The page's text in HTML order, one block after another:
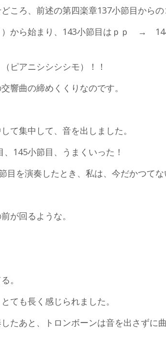
ころ、前述の第四楽章137小節目からの
）から始まり、143小節目はｐｐ
ピアニシシシシモ）！！
響曲の締めくくりなのです。
て集中して、音を出しました。
145小節目、うまくいった！
目を演奏したとき、私は、今だかつてな
が回るような。
。
ても長く感じられました。
たあと、トロンボーンは音を出さずに曲